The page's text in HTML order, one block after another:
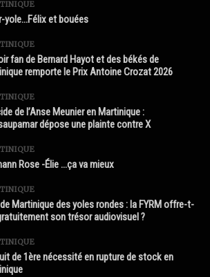
yole…Félix et bouées
fan de Bernard Hayot et des békés de
remporte le Prix Antoine Crozat 2026
de l’Anse Meunier en Martinique :
dépose une plainte contre X
Rose -Élie …ça va mieux
Martinique des yoles rondes : la FYRM offre-t-
son trésor audiovisuel ?
de 1ère nécessité en rupture de stock en